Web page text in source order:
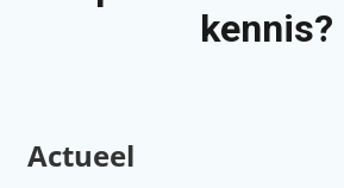
kennis?
Actueel